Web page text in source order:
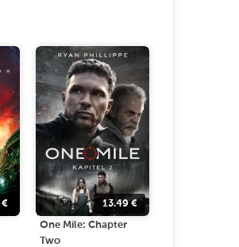
€ 13.49€
One Mile: Chapter
Two